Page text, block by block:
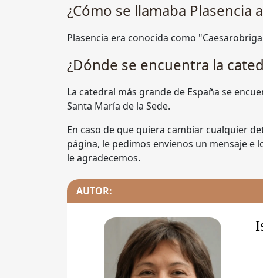
¿Cómo se llamaba Plasencia
Plasencia era conocida como
¿Dónde se encuentra la
La catedral más grande de España se
Santa María de la Sede.
En caso de que quiera cambiar cualquier
página, le pedimos envíenos un mensaje e
le agradecemos.
AUTOR: